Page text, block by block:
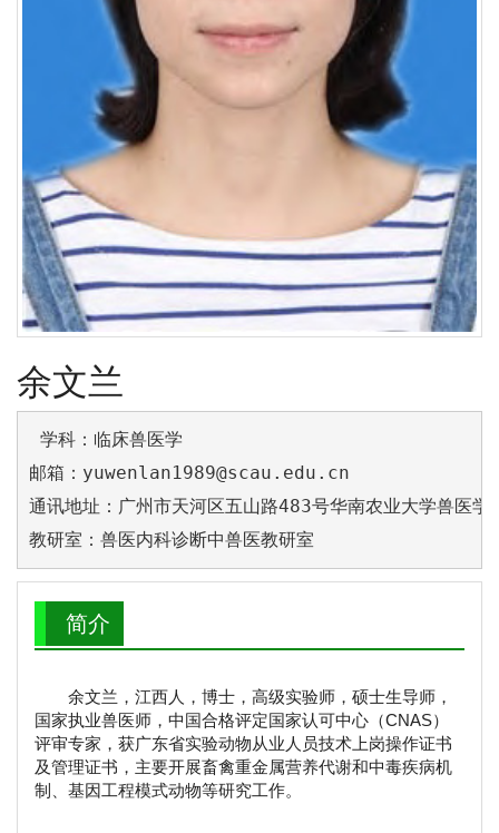
余文兰
学科：临床兽医学
邮箱：yuwenlan1989@scau.edu.cn
通讯地址：广州市天河区五山路483号华南农业大学兽医学
教研室：兽医内科诊断中兽医教研室
简介
余文兰，江西人，博士，高级实验师，硕士生导师，
国家执业兽医师，中国合格评定国家认可中心（CNAS）
评审专家，获广东省实验动物从业人员技术上岗操作证书
及管理证书，主要开展畜禽重金属营养代谢和中毒疾病机
制、基因工程模式动物等研究工作。